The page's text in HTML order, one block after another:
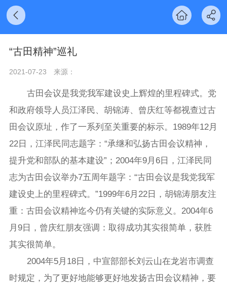
“古田精神”巡礼
2021-07-23 来源：
古田会议是我党我军建设史上辉煌的里程碑式。党
和政府领导人员江泽民、胡锦涛、曾庆红等都视查过古
田会议原址，作了一系列至关重要的标示。1989年12月
22日，江泽民同志题字：“承继和弘扬古田会议精神，
提升党和部队的基本建设”；2004年9月6日，江泽民同
志为古田会议举办7五周年题字：“古田会议是我党我军
建设史上的里程碑式。”1999年6月22日，胡锦涛朋友注
重：古田会议精神迄今仍有关键的实际意义。2004年6
月9日，曾庆红朋友强调：取得成功其实很简单，获胜
其实很简单。
2004年5月18日，中宣部部长刘云山在龙岩市调查
时规定，为了更好地能够更好地发扬古田会议精神，要